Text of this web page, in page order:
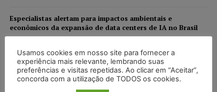
Especialistas alertam para impactos ambientais e
econômicos da expansão de data centers de IA no Brasil
TSE reforça que sistemas das urnas eletrônicas tornam-se
invioláveis após assinatura digital e lacração
Usamos cookies em nosso site para fornecer a
experiência mais relevante, lembrando suas
preferências e visitas repetidas. Ao clicar em “Aceitar”,
concorda com a utilização de TODOS os cookies.